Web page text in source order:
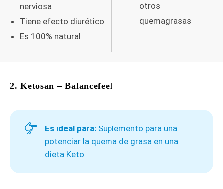
nerviosa
Tiene efecto diurético
Es 100% natural
otros
quemagrasas
2. Ketosan – Balancefeel
Es ideal para: Suplemento para una
potenciar la quema de grasa en una
dieta Keto